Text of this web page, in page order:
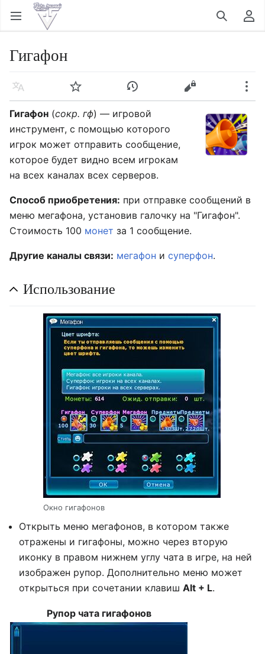
Открыть главное меню Найти Пользовательское меню
Гигафон
Язык Следить История Править
Ещё
Гигафон (сокр. гф) — игровой
инструмент, с помощью которого
игрок может отправить сообщение,
которое будет видно всем игрокам
на всех каналах всех серверов.
Способ приобретения: при отправке сообщений в
меню мегафона, установив галочку на "Гигафон".
Стоимость 100 монет за 1 сообщение.
Другие каналы связи: мегафон и суперфон.
Использование
Окно гигафонов
Открыть меню мегафонов, в котором также
отражены и гигафоны, можно через вторую
иконку в правом нижнем углу чата в игре, на ней
изображен рупор. Дополнительно меню может
открыться при сочетании клавиш Alt + L.
Рупор чата гигафонов